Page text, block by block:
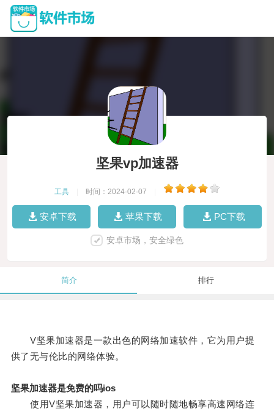
坚果vp加速器
工具 时间：2024-02-07
安卓下载 苹果下载 PC下载
安卓市场，安全绿色
简介 排行
V坚果加速器是一款出色的网络加速软件，它为用户提
供了无与伦比的网络体验。
坚果加速器是免费的吗ios
使用V坚果加速器，用户可以随时随地畅享高速网络连